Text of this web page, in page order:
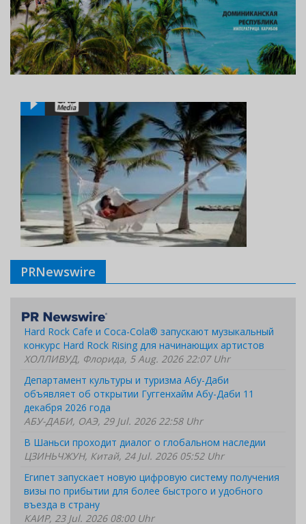
PRNewswire
Hard Rock Cafe и Coca-Cola® запускают музыкальный
конкурс Hard Rock Rising для начинающих артистов
ХОЛЛИВУД, Флорида, 5 Aug. 2026 22:07 Uhr
Департамент культуры и туризма Абу-Даби
объявляет об открытии Гуггенхайм Абу-Даби 11
декабря 2026 года
АБУ-ДАБИ, ОАЭ, 29 Jul. 2026 22:58 Uhr
В Шаньси проходит диалог о глобальном наследии
ЦЗИНЬЧЖУН, Китай, 24 Jul. 2026 05:52 Uhr
Египет запускает новую цифровую систему получения
визы по прибытии для более быстрого и удобного
въезда в страну
КАИР, 23 Jul. 2026 08:00 Uhr